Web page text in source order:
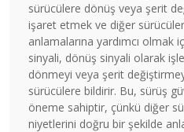
sürücülere dönüş veya şerit
işaret etmek ve diğer
anlamalarına yardımcı olmak
sinyali, dönüş sinyali olarak
dönmeyi veya şerit
sürücülere bildirir. Bu, sürüş
öneme sahiptir, çünkü diğer
niyetlerini doğru bir şekilde